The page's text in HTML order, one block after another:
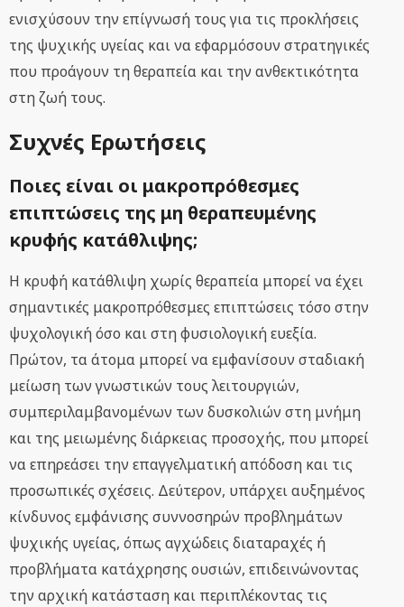
ενισχύσουν την επίγνωσή τους για τις προκλήσεις
της ψυχικής υγείας και να εφαρμόσουν στρατηγικές
που προάγουν τη θεραπεία και την ανθεκτικότητα
στη ζωή τους.
Συχνές Ερωτήσεις
Ποιες είναι οι μακροπρόθεσμες
επιπτώσεις της μη θεραπευμένης
κρυφής κατάθλιψης;
Η κρυφή κατάθλιψη χωρίς θεραπεία μπορεί να έχει
σημαντικές μακροπρόθεσμες επιπτώσεις τόσο στην
ψυχολογική όσο και στη φυσιολογική ευεξία.
Πρώτον, τα άτομα μπορεί να εμφανίσουν σταδιακή
μείωση των γνωστικών τους λειτουργιών,
συμπεριλαμβανομένων των δυσκολιών στη μνήμη
και της μειωμένης διάρκειας προσοχής, που μπορεί
να επηρεάσει την επαγγελματική απόδοση και τις
προσωπικές σχέσεις. Δεύτερον, υπάρχει αυξημένος
κίνδυνος εμφάνισης συννοσηρών προβλημάτων
ψυχικής υγείας, όπως αγχώδεις διαταραχές ή
προβλήματα κατάχρησης ουσιών, επιδεινώνοντας
την αρχική κατάσταση και περιπλέκοντας τις